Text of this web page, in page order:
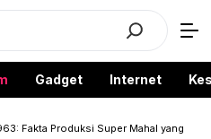
Gadget Internet
Fakta Produksi Super Mahal yang